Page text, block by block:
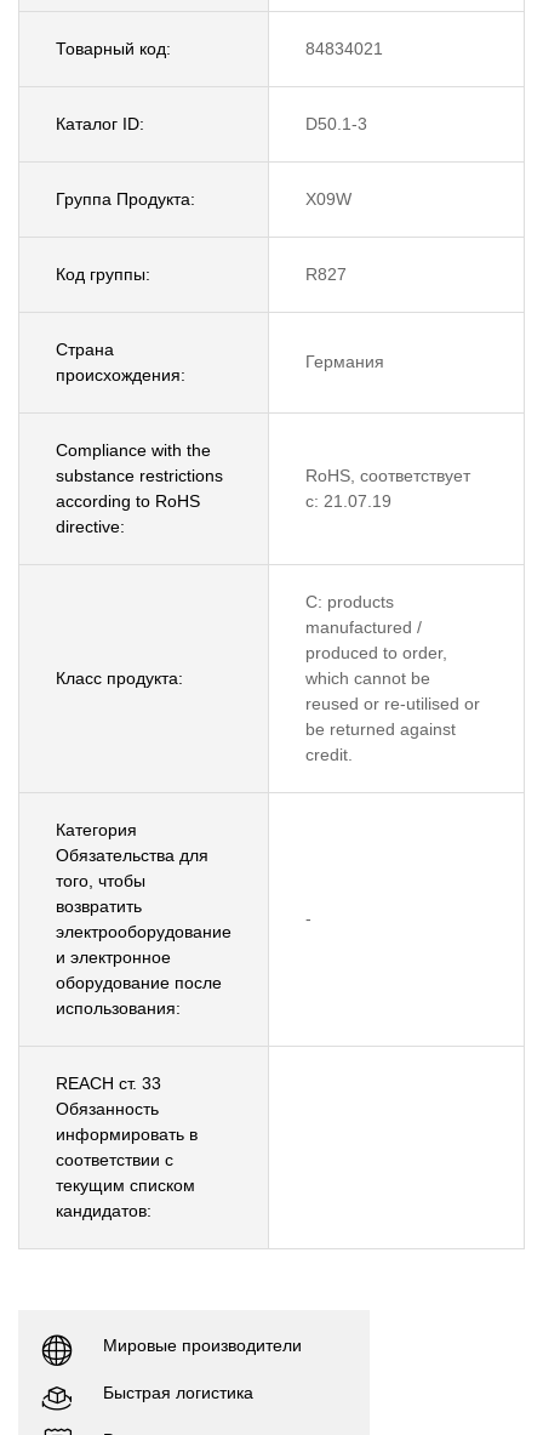
Товарный код: 84834021
Каталог ID: D50.1-3
Группа Продукта: X09W
Код группы: R827
Страна
происхождения:
Германия
Compliance with the
substance restrictions
according to RoHS
directive:
RoHS, соответствует
с: 21.07.19
Класс продукта:
C: products
manufactured /
produced to order,
which cannot be
reused or re-utilised or
be returned against
credit.
Категория
Обязательства для
того, чтобы
возвратить
электрооборудование
и электронное
оборудование после
использования:
-
REACH ст. 33
Обязанность
информировать в
соответствии с
текущим списком
кандидатов:
Мировые производители
Быстрая логистика